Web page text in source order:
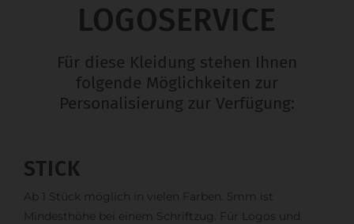
LOGOSERVICE
Für diese Kleidung stehen Ihnen
folgende Möglichkeiten zur
Personalisierung zur Verfügung:
STICK
Ab 1 Stück möglich in vielen Farben. 5mm ist
Mindesthöhe bei einem Schriftzug. Für Logos und